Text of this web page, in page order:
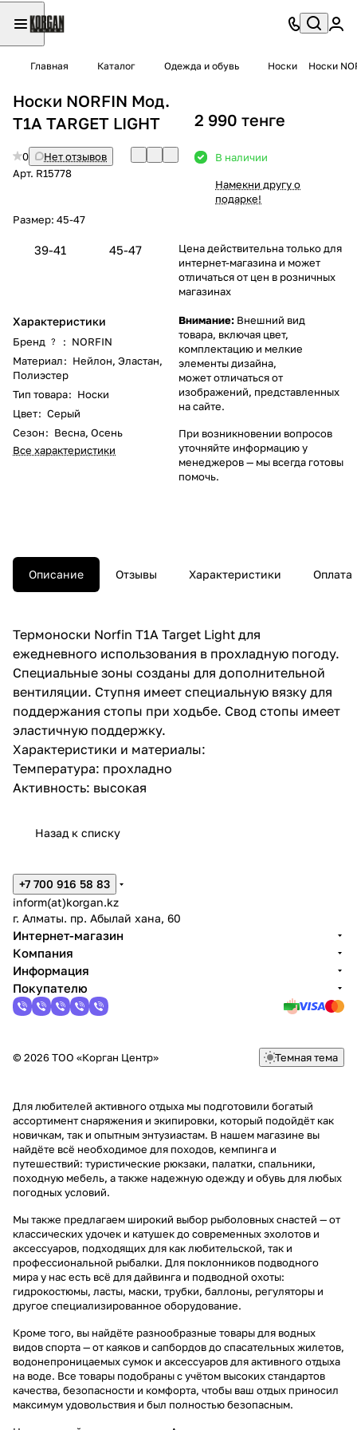
Главная Каталог Одежда и обувь Носки Носки
Носки NORFIN Мод.
T1A TARGET LIGHT
0
Нет отзывов
Арт. R15778
Размер: 45-47
39-41 45-47
Характеристики
Бренд ? : NORFIN
Материал: Нейлон, Эластан,
Полиэстер
Тип товара: Носки
Цвет: Серый
Сезон: Весна, Осень
Все характеристики
2 990 тенге
В наличии
Намекни другу о
подарке!
Цена действительна только для
интернет-магазина и может
отличаться от цен в розничных
магазинах
Внимание: Внешний вид
товара, включая цвет,
комплектацию и мелкие
элементы дизайна,
может отличаться от
изображений, представленных
на сайте.
При возникновении вопросов
уточняйте информацию у
менеджеров— мы всегда готовы
помочь.
Описание Отзывы Характеристики Оплата
Термоноски Norfin T1A Target Light для
ежедневного использования в прохладную погоду.
Специальные зоны созданы для дополнительной
вентиляции. Ступня имеет специальную вязку для
поддержания стопы при ходьбе. Свод стопы имеет
эластичную поддержку.
Характеристики и материалы:
Температура: прохладно
Активность: высокая
Назад к списку
+7 700 916 58 83
inform(at)korgan.kz
г. Алматы. пр. Абылай хана, 60
Интернет-магазин
Компания
Информация
Покупателю
© 2026 ТОО «Корган Центр» Темная тема
Для любителей активного отдыха мы подготовили богатый
ассортимент снаряжения и экипировки, который подойдёт как
новичкам, так и опытным энтузиастам. В нашем магазине вы
найдёте всё необходимое для походов, кемпинга и
путешествий: туристические рюкзаки, палатки, спальники,
походную мебель, а также надежную одежду и обувь для любых
погодных условий.
Мы также предлагаем широкий выбор рыболовных снастей — от
классических удочек и катушек до современных эхолотов и
аксессуаров, подходящих для как любительской, так и
профессиональной рыбалки. Для поклонников подводного
мира у нас есть всё для дайвинга и подводной охоты:
гидрокостюмы, ласты, маски, трубки, баллоны, регуляторы и
другое специализированное оборудование.
Кроме того, вы найдёте разнообразные товары для водных
видов спорта — от каяков и сапбордов до спасательных жилетов,
водонепроницаемых сумок и аксессуаров для активного отдыха
на воде. Все товары подобраны с учётом высоких стандартов
качества, безопасности и комфорта, чтобы ваш отдых приносил
максимум удовольствия и был полностью безопасным.